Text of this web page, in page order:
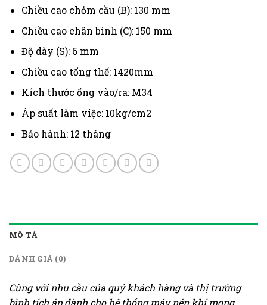
Chiều cao chỏm cầu (B): 130 mm
Chiều cao chân bình (C): 150 mm
Độ dày (S): 6 mm
Chiều cao tổng thế: 1420mm
Kích thước ống vào/ra: M34
Áp suất làm việc: 10kg/cm2
Bảo hành: 12 tháng
MÔ TẢ
ĐÁNH GIÁ (0)
Cùng với nhu cầu của quý khách hàng và thị trường
bình tích áp dành cho hệ thống máy nén khí mong